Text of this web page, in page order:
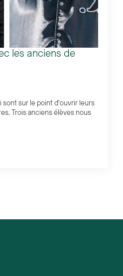
les anciens de
sont sur le point d'ouvrir leurs
Trois anciens élèves nous